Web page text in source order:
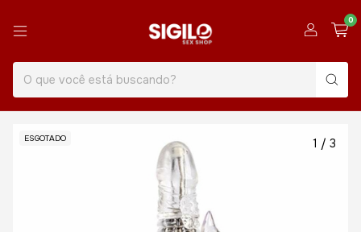
0
ESGOTADO 1 / 3